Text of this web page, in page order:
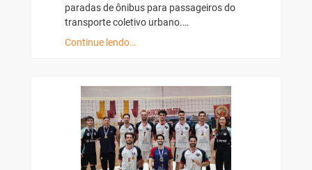
paradas de ônibus para passageiros do
transporte coletivo urbano.…
Continue lendo…